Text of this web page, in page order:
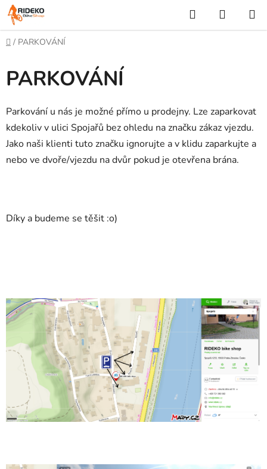
Přejít
na
obsah
Hledat
KOŠÍK
Domů
/ PARKOVÁNÍ
PARKOVÁNÍ
Parkování u nás je možné přímo u prodejny. Lze zaparkovat
kdekoliv v ulici Spojařů bez ohledu na značku zákaz vjezdu.
Jako naši klienti tuto značku ignorujte a v klidu zaparkujte a
nebo ve dvoře/vjezdu na dvůr pokud je otevřena brána.
Díky a budeme se těšit :o)